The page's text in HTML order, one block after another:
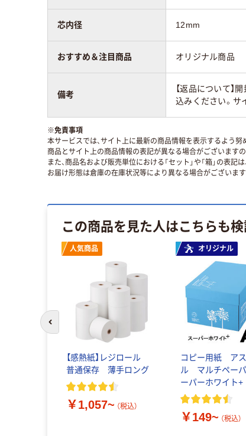
芯内径 12mm
おすすめ＆注目商品 オリジナル商品
備考
【返品について】
込みください。サ
※免責事項
本サービスでは、サイト上に最新の商品情報を表示するよう努
商品とサイト上の商品情報の表記が異なる場合がございます
また、商品名および販売単位における「セット」や「箱」の表
お届け形態は倉庫の在庫状況等により異なる場合がございます
この商品を見た人はこちらも
人気商品
【感熱紙】レジロール
普通保存 薄手ロング
￥1,057~ （税込）
オリジナル
コピー用紙 ア
ル マルチペー
ーパーホワイト+
￥149~ （税込）
前のスライドへ